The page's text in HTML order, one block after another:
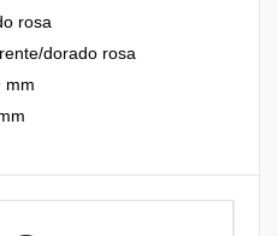
rosa
dorado rosa
mm